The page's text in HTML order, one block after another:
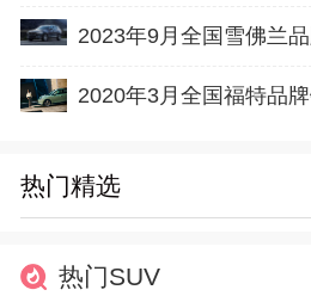
2023年9月全国雪佛兰
2020年3月全国福特品
热门精选
热门SUV